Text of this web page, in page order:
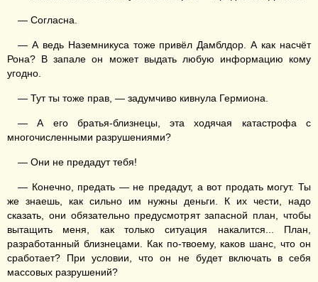
— Согласна.
— А ведь Наземникуса тоже привёл Дамблдор. А как насчёт
Рона? В запале он может выдать любую информацию кому
угодно.
— Тут ты тоже прав, — задумчиво кивнула Гермиона.
— А его братья-близнецы, эта ходячая катастрофа с
многочисленными разрушениями?
— Они не предадут тебя!
— Конечно, предать — не предадут, а вот продать могут. Ты
же знаешь, как сильно им нужны деньги. К их чести, надо
сказать, они обязательно предусмотрят запасной план, чтобы
вытащить меня, как только ситуация накалится... План,
разработанный близнецами. Как по-твоему, каков шанс, что он
сработает? При условии, что он не будет включать в себя
массовых разрушений?